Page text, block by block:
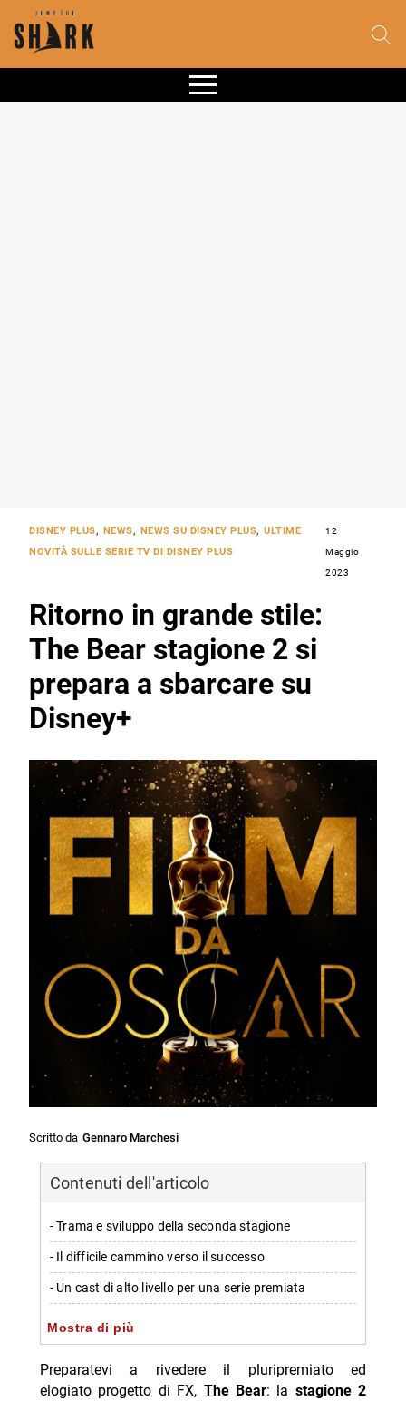
DISNEY PLUS, NEWS, NEWS SU DISNEY PLUS,ULTIME
NOVITÀ SULLE SERIE TV DI DISNEY PLUS
12
Maggio
2023
Ritorno in grande stile:
The Bear stagione 2 si
prepara a sbarcare su
Disney+
Scritto da Gennaro Marchesi
Contenuti dell'articolo
- Trama e sviluppo della seconda stagione
- Il difficile cammino verso il successo
- Un cast di alto livello per una serie premiata
- Il team dietro le quinte
- Aspettative per la nuova stagione
-- Scopri di più da Jump the shark
Mostra di più
Preparatevi a rivedere il pluripremiato ed
elogiato progetto di FX, The Bear: la stagione 2